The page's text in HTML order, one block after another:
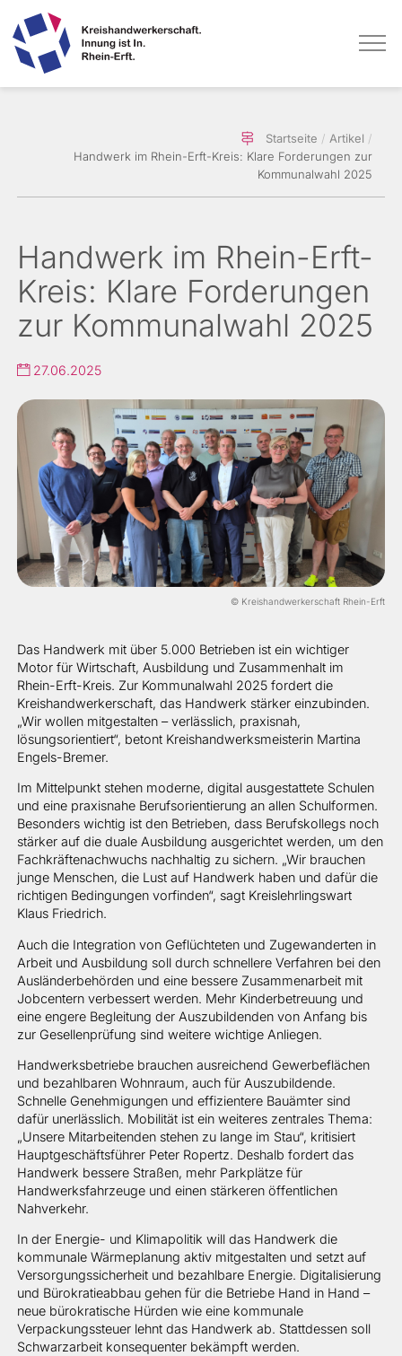
Startseite
Artikel
Handwerk im Rhein-Erft-Kreis: Klare Forderungen zur
Kommunalwahl 2025
Handwerk im Rhein-Erft-
Kreis: Klare Forderungen
zur Kommunalwahl 2025
27.06.2025
© Kreishandwerkerschaft Rhein-Erft
Das Handwerk mit über 5.000 Betrieben ist ein wichtiger
Motor für Wirtschaft, Ausbildung und Zusammenhalt im
Rhein-Erft-Kreis. Zur Kommunalwahl 2025 fordert die
Kreishandwerkerschaft, das Handwerk stärker einzubinden.
„Wir wollen mitgestalten – verlässlich, praxisnah,
lösungsorientiert“, betont Kreishandwerksmeisterin Martina
Engels-Bremer.
Im Mittelpunkt stehen moderne, digital ausgestattete Schulen
und eine praxisnahe Berufsorientierung an allen Schulformen.
Besonders wichtig ist den Betrieben, dass Berufskollegs noch
stärker auf die duale Ausbildung ausgerichtet werden, um den
Fachkräftenachwuchs nachhaltig zu sichern. „Wir brauchen
junge Menschen, die Lust auf Handwerk haben und dafür die
richtigen Bedingungen vorfinden“, sagt Kreislehrlingswart
Klaus Friedrich.
Auch die Integration von Geflüchteten und Zugewanderten in
Arbeit und Ausbildung soll durch schnellere Verfahren bei den
Ausländerbehörden und eine bessere Zusammenarbeit mit
Jobcentern verbessert werden. Mehr Kinderbetreuung und
eine engere Begleitung der Auszubildenden von Anfang bis
zur Gesellenprüfung sind weitere wichtige Anliegen.
Handwerksbetriebe brauchen ausreichend Gewerbeflächen
und bezahlbaren Wohnraum, auch für Auszubildende.
Schnelle Genehmigungen und effizientere Bauämter sind
dafür unerlässlich. Mobilität ist ein weiteres zentrales Thema:
„Unsere Mitarbeitenden stehen zu lange im Stau“, kritisiert
Hauptgeschäftsführer Peter Ropertz. Deshalb fordert das
Handwerk bessere Straßen, mehr Parkplätze für
Handwerksfahrzeuge und einen stärkeren öffentlichen
Nahverkehr.
In der Energie- und Klimapolitik will das Handwerk die
kommunale Wärmeplanung aktiv mitgestalten und setzt auf
Versorgungssicherheit und bezahlbare Energie. Digitalisierung
und Bürokratieabbau gehen für die Betriebe Hand in Hand –
neue bürokratische Hürden wie eine kommunale
Verpackungssteuer lehnt das Handwerk ab. Stattdessen soll
Schwarzarbeit konsequenter bekämpft werden.